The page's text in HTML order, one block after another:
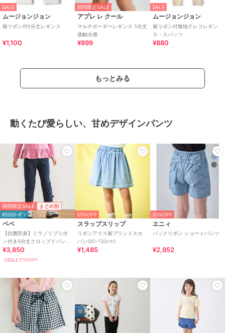
SALE
ムージョンジョン
裾リボン付6分丈レギンス
¥1,100
期間限定SALE
アプレ レ クール
マルチボーダーレギンス 5分丈
接触冷感
¥899
SALE
ムージョンジョン
裾リボン付無地テレコレギン
ス・スパッツ
¥880
もっとみる
動くたび愛らしい、甘めデザインパンツ
期間限定SALE まとめ割
¥500ｸｰﾎﾟﾝ
ベベ
【抗菌防臭】ミラノリブリボ
ン付き8分丈クロップドパンツ
(90~130cm)
¥3,850
2点以上で10%OFF
50%OFF
スラップスリップ
リボンアイス裾プリントスカ
パン(90~130cm)
¥1,485
20%OFF
エニィ
バックリボン ショートパンツ
¥2,952